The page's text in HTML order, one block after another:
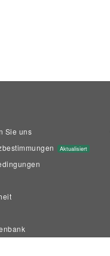
Sie uns
Aktualisiert